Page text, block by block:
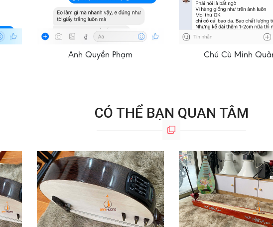
Anh Quyền Phạm Chú Cù Minh
CÓ THỂ BẠN QUAN TÂM